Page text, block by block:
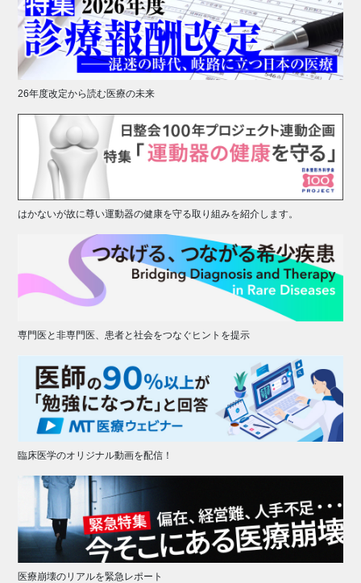
26年度改定から読む医療の未来
はかないが故に尊い運動器の健康を守る取り組みを紹介します。
専門医と非専門医、患者と社会をつなぐヒントを提示
臨床医学のオリジナル動画を配信！
医療崩壊のリアルを緊急レポート